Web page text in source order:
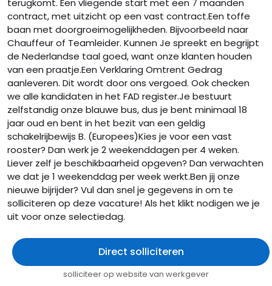
terugkomt. Een vliegende start met een 7 maanden
contract, met uitzicht op een vast contract.Een toffe
baan met doorgroeimogelijkheden. Bijvoorbeeld naar
Chauffeur of Teamleider. Kunnen Je spreekt en begrijpt
de Nederlandse taal goed, want onze klanten houden
van een praatje.Een Verklaring Omtrent Gedrag
aanleveren. Dit wordt door ons vergoed. Ook checken
we alle kandidaten in het FAD register.Je bestuurt
zelfstandig onze blauwe bus, dus je bent minimaal 18
jaar oud en bent in het bezit van een geldig
schakelrijbewijs B. (Europees)Kies je voor een vast
rooster? Dan werk je 2 weekenddagen per 4 weken.
Liever zelf je beschikbaarheid opgeven? Dan verwachten
we dat je 1 weekenddag per week werkt.Ben jij onze
nieuwe bijrijder? Vul dan snel je gegevens in om te
solliciteren op deze vacature! Als het klikt nodigen we je
uit voor onze selectiedag.
Direct solliciteren
solliciteer op website van werkgever